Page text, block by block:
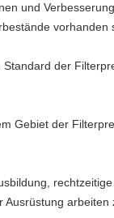
und
vorhanden
der
Gebiet der
arbeiten